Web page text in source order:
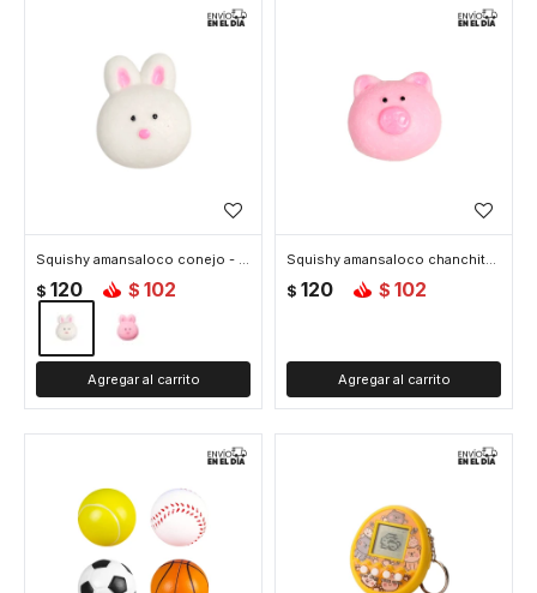
Squishy amansaloco conejo - Blanco
$ 120 $ 102
Squishy amansaloco chanchito - Rosa
$ 120 $ 102